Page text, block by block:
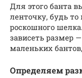
Для этого банта
ленточку, будь
роскошного
зависеть размер
маленьких
Определяем